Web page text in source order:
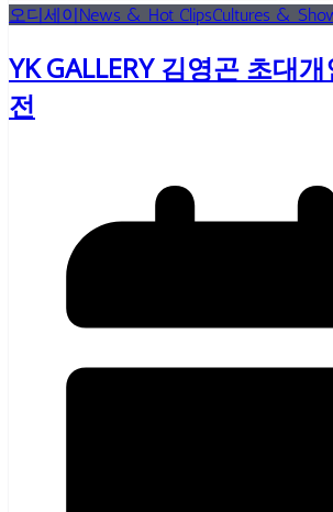
오디세이 News & Hot ClipsCultures &
YK GALLERY 김영곤 초대
전